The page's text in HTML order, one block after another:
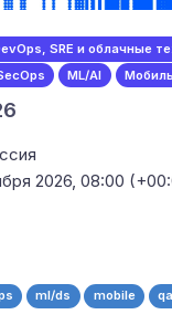
SRE и облачные
ML/AI
2026, 08:00
ml/ds mobile